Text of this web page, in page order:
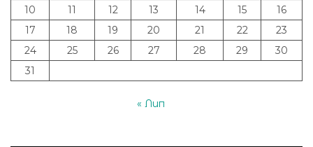
10
11 12 13 14 15
16
17
18 19 20 21 22
23
24
25 26 27 28 29
30
31
« Лип